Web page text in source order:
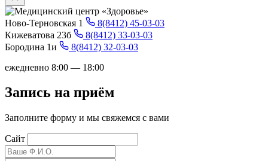
Ново-Терновская 1
8(8412) 45-03-03
Кижеватова 23б
8(8412) 33-03-03
Бородина 1и
8(8412) 32-03-03
ежедневно 8:00 — 18:00
Запись на приём
Заполните форму и мы свяжемся с вами
Сайт